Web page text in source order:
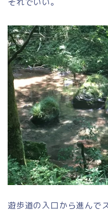
遊歩道の入口から進んで